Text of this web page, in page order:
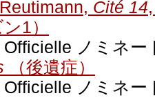
Cité 14
1）
ノミネー
（後遺症）
ノミネー